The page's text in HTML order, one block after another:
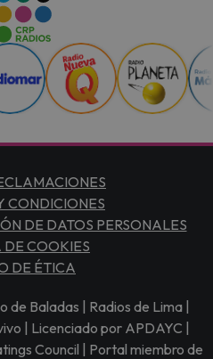
CONDICIONES
DE DATOS PERSONALES
COOKIES
DE ÉTICA
de Baladas | Radios de Lima |
| Licenciado por APDAYC |
Council | Portal miembro de